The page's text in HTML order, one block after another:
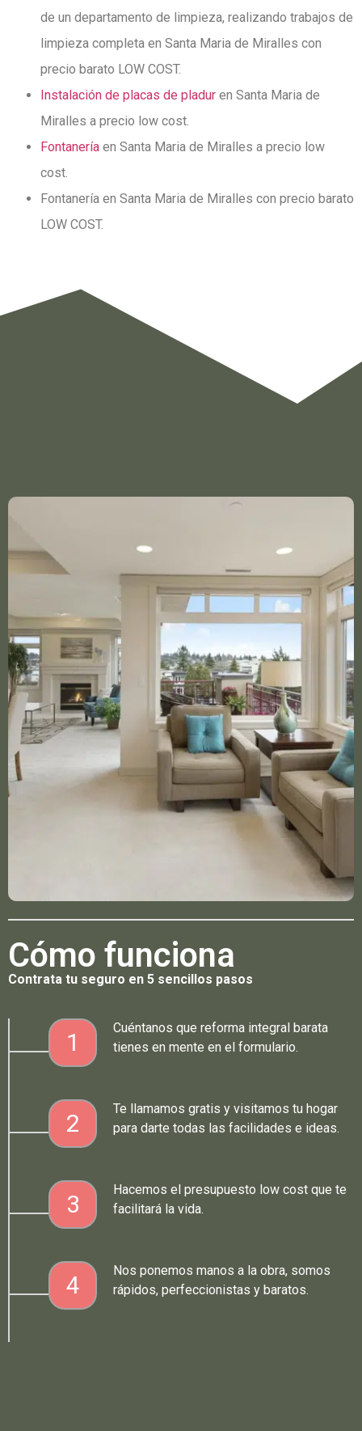
de un departamento de limpieza, realizando trabajos de
limpieza completa en Santa Maria de Miralles con
precio barato LOW COST.
Instalación de placas de pladur en Santa Maria de
Miralles a precio low cost.
Fontanería en Santa Maria de Miralles a precio low
cost.
Fontanería en Santa Maria de Miralles con precio barato
LOW COST.
Cómo funciona
Contrata tu seguro en 5 sencillos pasos
1
Cuéntanos que reforma integral barata
tienes en mente en el formulario.
2
Te llamamos gratis y visitamos tu hogar
para darte todas las facilidades e ideas.
3
Hacemos el presupuesto low cost que te
facilitará la vida.
4
Nos ponemos manos a la obra, somos
rápidos, perfeccionistas y baratos.